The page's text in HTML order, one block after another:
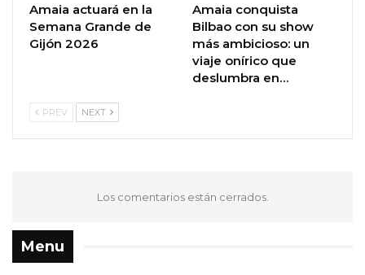
Amaia actuará en la
Semana Grande de
Gijón 2026
Amaia conquista
Bilbao con su show
más ambicioso: un
viaje onírico que
deslumbra en…
PREV NEXT
Los comentarios están cerrados.
Menu